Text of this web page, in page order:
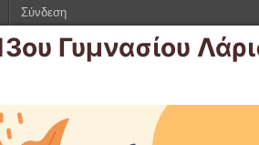
Γυμνασίου
Σύνδεση